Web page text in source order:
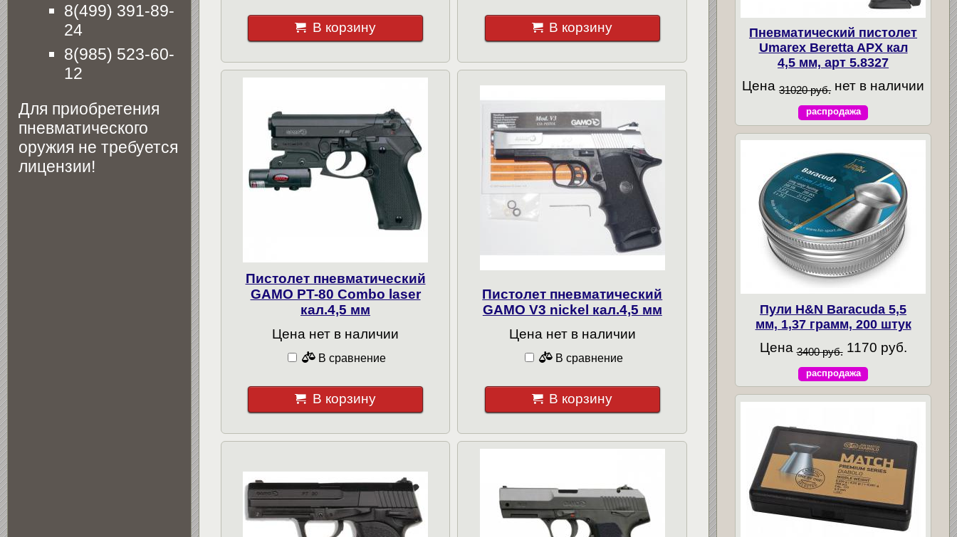
В корзину В корзину
Пистолет пневматический
GAMO PT-80 Combo laser
кал.4,5 мм
Цена нет в наличии
В сравнение
В корзину
Пистолет пневматический
GAMO V3 nickel кал.4,5 мм
Цена нет в наличии
В сравнение
В корзину
8(499) 391-89-
24
8(985) 523-60-
12
Для приобретения
пневматического
оружия не требуется
лицензии!
Пневматический пистолет
Umarex Beretta APX кал
4,5 мм, арт 5.8327
Цена31020 руб. нет в наличии
распродажа
Пули H&N Baracuda 5,5
мм, 1,37 грамм, 200 штук
Цена 3400 руб. 1170 руб.
распродажа